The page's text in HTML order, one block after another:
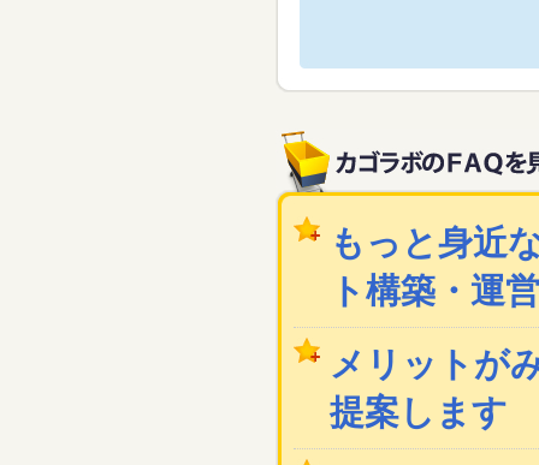
もっと身近
ト構築・運
メリットが
提案します